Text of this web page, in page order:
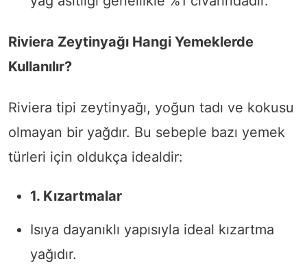
Riviera Zeytinyağı Hangi Yemeklerde
Kullanılır?
Riviera tipi zeytinyağı, yoğun tadı ve kokusu
olmayan bir yağdır. Bu sebeple bazı yemek
türleri için oldukça idealdir:
1. Kızartmalar
Isıya dayanıklı yapısıyla ideal kızartma
yağıdır.